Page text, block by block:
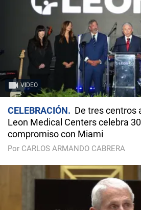
VIDEO
CELEBRACIÓN
De tres centros
Leon Medical Centers celebra
compromiso con Miami
Por CARLOS ARMANDO CABRERA